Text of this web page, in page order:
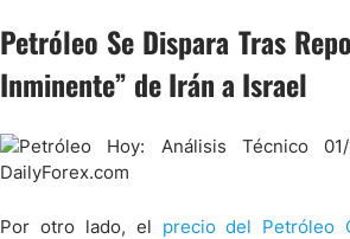
Petróleo Se Dispara Tras
Inminente” de Irán a Israel
Por otro lado, el precio del Petróleo